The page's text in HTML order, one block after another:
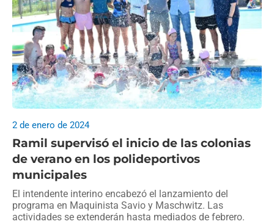
Ramil supervisó el inicio de las colonias
de verano en los polideportivos
municipales
2 de enero de 2024
El intendente interino encabezó el lanzamiento del
programa en Maquinista Savio y Maschwitz. Las
actividades se extenderán hasta mediados de febrero.